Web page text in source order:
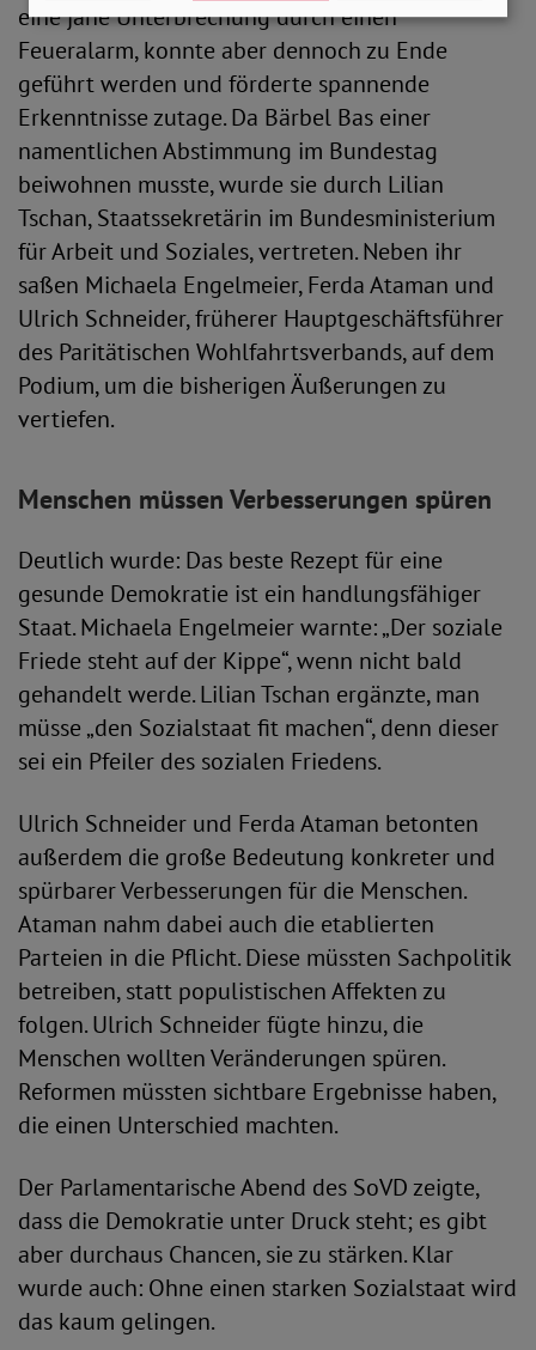
eine jähe Unterbrechung durch einen
Feueralarm, konnte aber dennoch zu Ende
geführt werden und förderte spannende
Erkenntnisse zutage. Da Bärbel Bas einer
namentlichen Abstimmung im Bundestag
beiwohnen musste, wurde sie durch Lilian
Tschan, Staatssekretärin im Bundesministerium
für Arbeit und Soziales, vertreten. Neben ihr
saßen Michaela Engelmeier, Ferda Ataman und
Ulrich Schneider, früherer Hauptgeschäftsführer
des Paritätischen Wohlfahrtsverbands, auf dem
Podium, um die bisherigen Äußerungen zu
vertiefen.
Menschen müssen Verbesserungen spüren
Deutlich wurde: Das beste Rezept für eine
gesunde Demokratie ist ein handlungsfähiger
Staat. Michaela Engelmeier warnte: „Der soziale
Friede steht auf der Kippe“, wenn nicht bald
gehandelt werde. Lilian Tschan ergänzte, man
müsse „den Sozialstaat fit machen“, denn dieser
sei ein Pfeiler des sozialen Friedens.
Ulrich Schneider und Ferda Ataman betonten
außerdem die große Bedeutung konkreter und
spürbarer Verbesserungen für die Menschen.
Ataman nahm dabei auch die etablierten
Parteien in die Pflicht. Diese müssten Sachpolitik
betreiben, statt populistischen Affekten zu
folgen. Ulrich Schneider fügte hinzu, die
Menschen wollten Veränderungen spüren.
Reformen müssten sichtbare Ergebnisse haben,
die einen Unterschied machten.
Der Parlamentarische Abend des SoVD zeigte,
dass die Demokratie unter Druck steht; es gibt
aber durchaus Chancen, sie zu stärken. Klar
wurde auch: Ohne einen starken Sozialstaat wird
das kaum gelingen.